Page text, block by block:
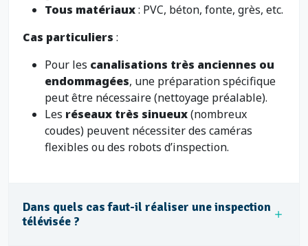
Tous matériaux: PVC, béton, fonte, grès, etc.
Cas particuliers :
Pour les canalisations très anciennes ou
endommagées, une préparation spécifique
peut être nécessaire (nettoyage préalable).
Les réseaux très sinueux(nombreux
coudes) peuvent nécessiter des caméras
flexibles ou des robots d’inspection.
Dans quels cas faut-il réaliser une inspection
télévisée ?